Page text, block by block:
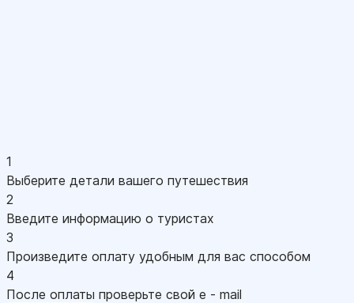
1
Выберите детали вашего путешествия
2
Введите информацию о туристах
3
Произведите оплату удобным для вас способом
4
После оплаты проверьте свой e - mail